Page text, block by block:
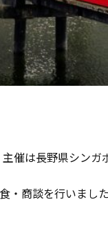
催は長野県シン
商談を行いました